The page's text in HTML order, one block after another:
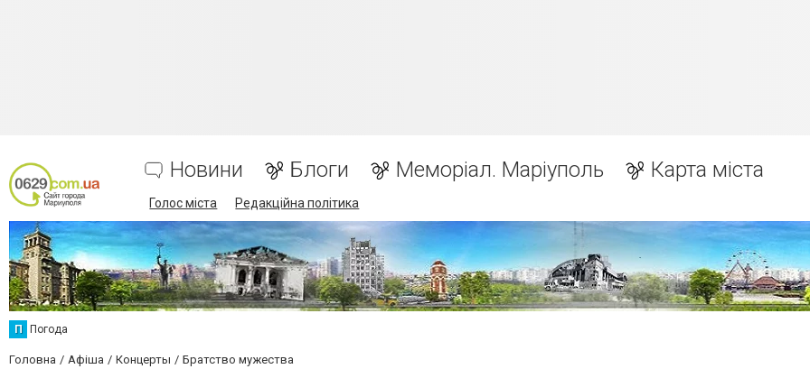
Новини Блоги Меморіал. Маріуполь Карта міста
Голос міста Редакційна політика
П Погода
Головна Афіша Концерты Братство мужества